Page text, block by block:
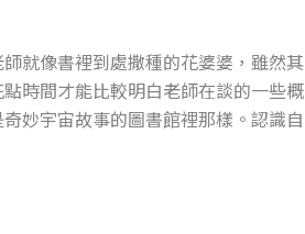
就像書裡到處撒種的花婆婆，雖然其
時間才能比較明白老師在談的一些概
妙宇宙故事的圖書館裡那樣。認識自